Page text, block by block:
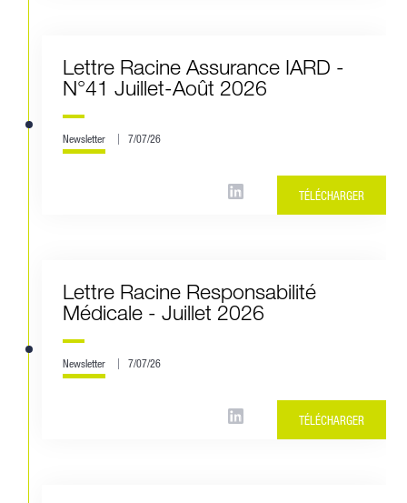
Lettre Racine Assurance IARD -
N°41 Juillet-Août 2026
Newsletter 7/07/26
TÉLÉCHARGER
Lettre Racine Responsabilité
Médicale - Juillet 2026
Newsletter 7/07/26
TÉLÉCHARGER